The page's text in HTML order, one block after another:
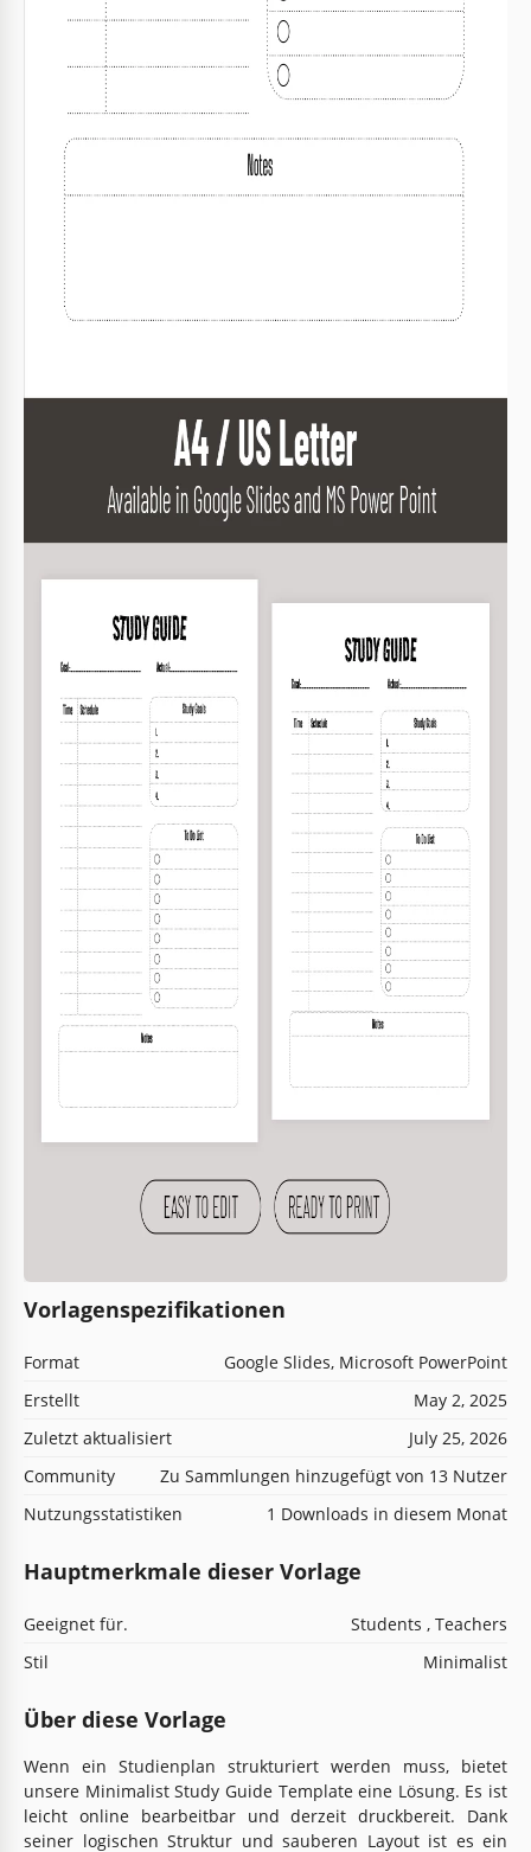
Vorlagenspezifikationen
Format
Google Slides, Microsoft PowerPoint
Erstellt
May 2, 2025
Zuletzt aktualisiert
July 25, 2026
Community
Zu Sammlungen hinzugefügt von 13 Nutzer
Nutzungsstatistiken
1 Downloads in diesem Monat
Hauptmerkmale dieser Vorlage
Geeignet für.
Students , Teachers
Stil
Minimalist
Über diese Vorlage
Wenn ein Studienplan strukturiert werden muss, bietet
unsere Minimalist Study Guide Template eine Lösung. Es ist
leicht online bearbeitbar und derzeit druckbereit. Dank
seiner logischen Struktur und sauberen Layout ist es ein